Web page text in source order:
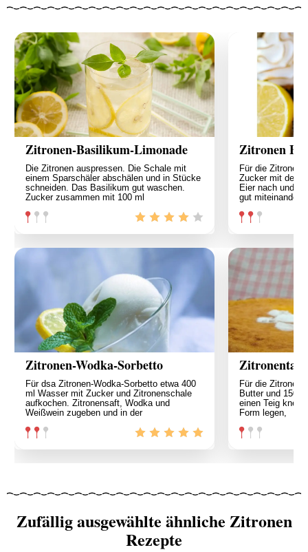
Zitronen-Basilikum-Limonade
Die Zitronen auspressen. Die Schale mit
einem Sparschäler abschälen und in Stücke
schneiden. Das Basilikum gut waschen.
Zucker zusammen mit 100 ml
Zitronen
Für die Zitronen
Zucker mit der
Eier nach und
gut miteinander
Zitronen-Wodka-Sorbetto
Für dsa Zitronen-Wodka-Sorbetto etwa 400
ml Wasser mit Zucker und Zitronenschale
aufkochen. Zitronensaft, Wodka und
Weißwein zugeben und in der
Für die
Butter und 150
einen Teig
Form legen,
Zufällig ausgewählte ähnliche Zitronen
Rezepte